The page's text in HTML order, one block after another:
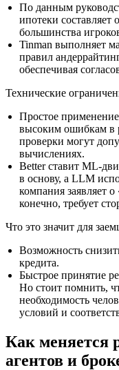
По данным
ипотеки составляет
большинства
Tinman выполняет
правил
обеспечивая
Технические
Простое
высоким ошибкам в
проверки могут
вычислениях.
Better ставит ML-
в основу, а LLM
компания заявляет
конечно, требует
Что это значит для
Возможность
кредита.
Быстрое принятие
Но стоит помнить,
необходимость
условий и
Как меняется
агентов и